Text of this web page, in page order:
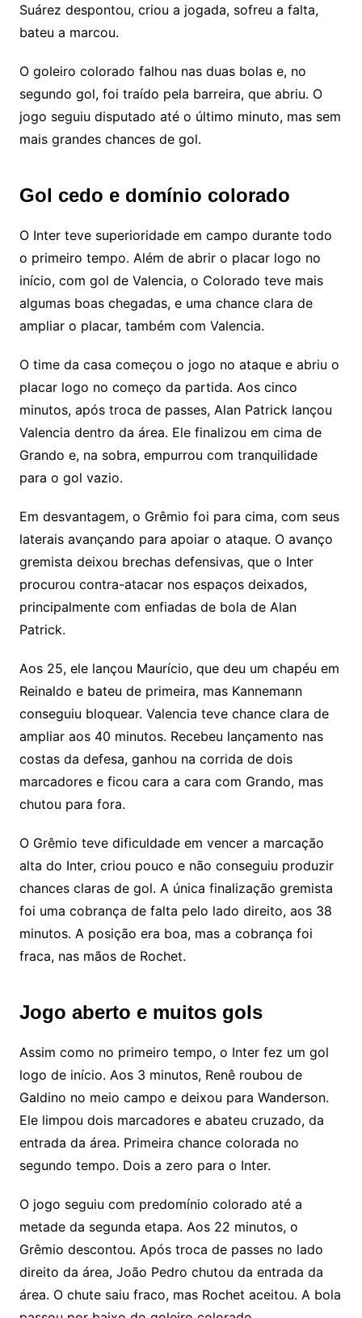
Suárez despontou, criou a jogada, sofreu a falta,
bateu a marcou.
O goleiro colorado falhou nas duas bolas e, no
segundo gol, foi traído pela barreira, que abriu. O
jogo seguiu disputado até o último minuto, mas sem
mais grandes chances de gol.
Gol cedo e domínio colorado
O Inter teve superioridade em campo durante todo
o primeiro tempo. Além de abrir o placar logo no
início, com gol de Valencia, o Colorado teve mais
algumas boas chegadas, e uma chance clara de
ampliar o placar, também com Valencia.
O time da casa começou o jogo no ataque e abriu o
placar logo no começo da partida. Aos cinco
minutos, após troca de passes, Alan Patrick lançou
Valencia dentro da área. Ele finalizou em cima de
Grando e, na sobra, empurrou com tranquilidade
para o gol vazio.
Em desvantagem, o Grêmio foi para cima, com seus
laterais avançando para apoiar o ataque. O avanço
gremista deixou brechas defensivas, que o Inter
procurou contra-atacar nos espaços deixados,
principalmente com enfiadas de bola de Alan
Patrick.
Aos 25, ele lançou Maurício, que deu um chapéu em
Reinaldo e bateu de primeira, mas Kannemann
conseguiu bloquear. Valencia teve chance clara de
ampliar aos 40 minutos. Recebeu lançamento nas
costas da defesa, ganhou na corrida de dois
marcadores e ficou cara a cara com Grando, mas
chutou para fora.
O Grêmio teve dificuldade em vencer a marcação
alta do Inter, criou pouco e não conseguiu produzir
chances claras de gol. A única finalização gremista
foi uma cobrança de falta pelo lado direito, aos 38
minutos. A posição era boa, mas a cobrança foi
fraca, nas mãos de Rochet.
Jogo aberto e muitos gols
Assim como no primeiro tempo, o Inter fez um gol
logo de início. Aos 3 minutos, Renê roubou de
Galdino no meio campo e deixou para Wanderson.
Ele limpou dois marcadores e abateu cruzado, da
entrada da área. Primeira chance colorada no
segundo tempo. Dois a zero para o Inter.
O jogo seguiu com predomínio colorado até a
metade da segunda etapa. Aos 22 minutos, o
Grêmio descontou. Após troca de passes no lado
direito da área, João Pedro chutou da entrada da
área. O chute saiu fraco, mas Rochet aceitou. A bola